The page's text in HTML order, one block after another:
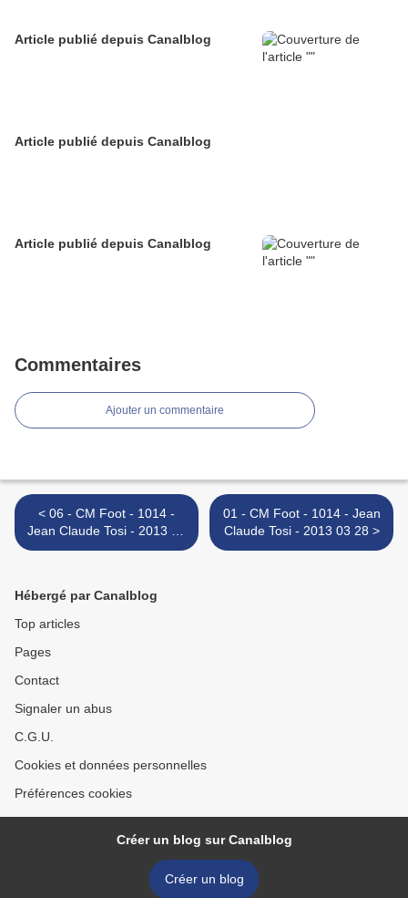
Article publié depuis Canalblog
Article publié depuis Canalblog
Article publié depuis Canalblog
Commentaires
Ajouter un commentaire
< 06 - CM Foot - 1014 -
Jean Claude Tosi - 2013 03
28
01 - CM Foot - 1014 - Jean
Claude Tosi - 2013 03 28 >
Hébergé par Canalblog
Top articles
Pages
Contact
Signaler un abus
C.G.U.
Cookies et données personnelles
Préférences cookies
Créer un blog sur Canalblog
Créer un blog